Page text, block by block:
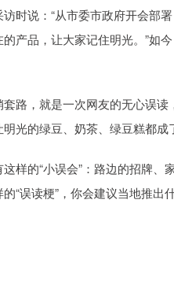
时说：“从市委市政府开会部
产品，让大家记住明光。”如
路，就是一次网友的无心误
光的绿豆、奶茶、绿豆糕都成
样的“小误会”：路边的招牌
“误读梗”，你会建议当地推出